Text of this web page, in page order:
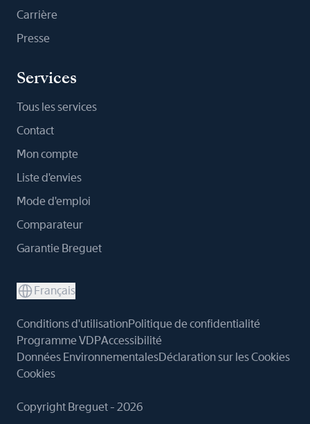
Carrière
Presse
Services
Tous les services
Contact
Mon compte
Liste d'envies
Mode d'emploi
Comparateur
Garantie Breguet
Français
Conditions d'utilisationPolitique de confidentialité
Programme VDPAccessibilité
Données EnvironnementalesDéclaration sur les Cookies
Cookies
Copyright Breguet - 2026